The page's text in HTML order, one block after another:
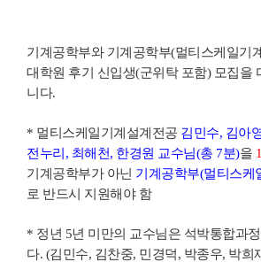
기계공학부와 기계공학부(멀티스케일기
대학원 후기 신입생(군위탁 포함) 모집을
니다.
* 멀티스케일기계설계전공 김민수, 김아
전누리, 최해천, 한경원 교수님(총 7분)을
기계공학부가 아닌 기계공학부(멀티스케
로 반드시 지원해야 함
* 정년 5년 미만의 교수님은 석박통합과
다. (김민수, 김찬중, 민경덕, 박종우, 박희